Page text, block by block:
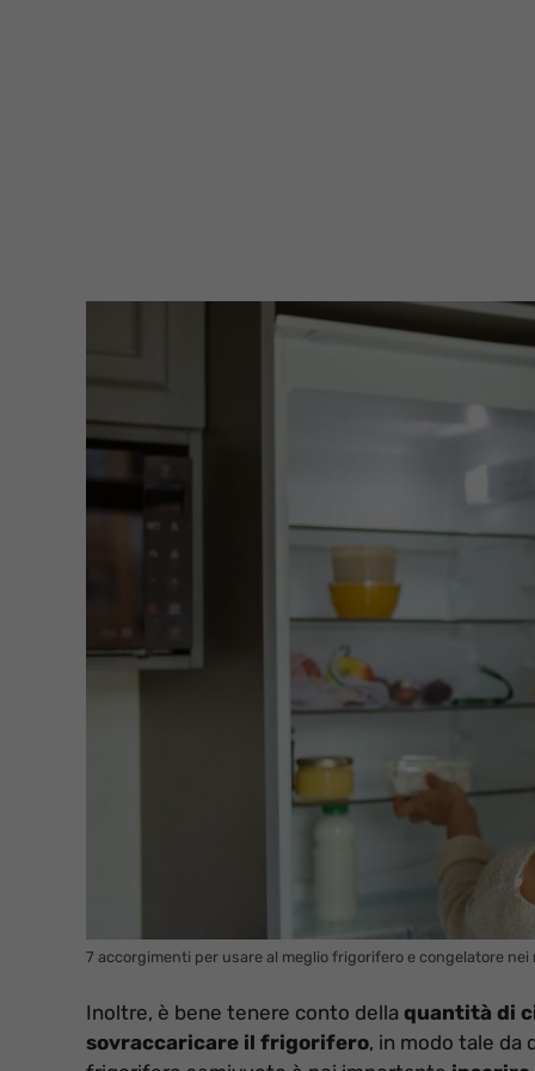
7 accorgimenti per usare al meglio frigorifero e congelatore
Inoltre, è bene tenere conto della quantità di
sovraccaricare il frigorifero, in modo tale da